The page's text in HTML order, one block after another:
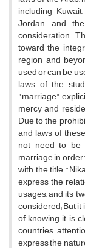
including
Jordan, and
consideration.
toward the
region and
used or can be
laws of the
"marriage"
mercy and
Due to the
and laws of
not need to be
marriage in
with the title
express the
usages, and its
considered; But
of knowing it is
countries,
express the